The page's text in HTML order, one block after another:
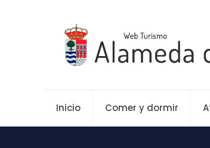
Inicio Comer y dormir